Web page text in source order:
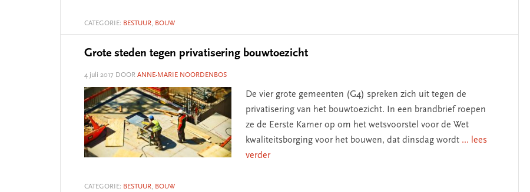
CATEGORIE: BESTUUR, BOUW
Grote steden tegen privatisering bouwtoezicht
4 juli 2017 DOOR ANNE-MARIE NOORDENBOS
De vier grote gemeenten (G4) spreken zich uit tegen de
privatisering van het bouwtoezicht. In een brandbrief roepen
ze de Eerste Kamer op om het wetsvoorstel voor de Wet
kwaliteitsborging voor het bouwen, dat dinsdag wordt ... lees
verder
CATEGORIE: BESTUUR, BOUW